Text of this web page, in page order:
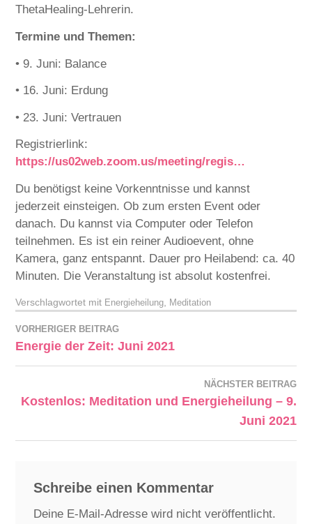
ThetaHealing-Lehrerin.
Termine und Themen:
• 9. Juni: Balance
• 16. Juni: Erdung
• 23. Juni: Vertrauen
Registrierlink:
https://us02web.zoom.us/meeting/regis…
Du benötigst keine Vorkenntnisse und kannst
jederzeit einsteigen. Ob zum ersten Event oder
danach. Du kannst via Computer oder Telefon
teilnehmen. Es ist ein reiner Audioevent, ohne
Kamera, ganz entspannt. Dauer pro Heilabend: ca. 40
Minuten. Die Veranstaltung ist absolut kostenfrei.
Verschlagwortet mit Energieheilung Meditation
VORHERIGER BEITRAG
Energie der Zeit: Juni 2021
NÄCHSTER BEITRAG
Kostenlos: Meditation und Energieheilung – 9.
Juni 2021
Schreibe einen Kommentar
Deine E-Mail-Adresse wird nicht veröffentlicht.